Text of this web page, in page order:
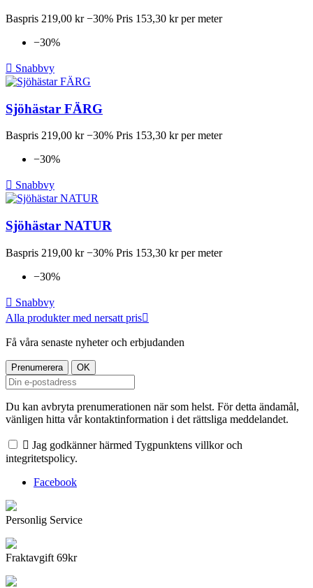
Baspris 219,00 kr −30% Pris 153,30 kr per meter
−30%
 Snabbvy
Sjöhästar FÄRG
Baspris 219,00 kr −30% Pris 153,30 kr per meter
−30%
 Snabbvy
Sjöhästar NATUR
Baspris 219,00 kr −30% Pris 153,30 kr per meter
−30%
 Snabbvy
Alla produkter med nersatt pris
Få våra senaste nyheter och erbjudanden
Du kan avbryta prenumerationen när som helst. För detta ändamål,
vänligen hitta vår kontaktinformation i det rättsliga meddelandet.
 Jag godkänner härmed Tygpunktens villkor och
integritetspolicy.
Facebook
Personlig Service
Fraktavgift 69kr